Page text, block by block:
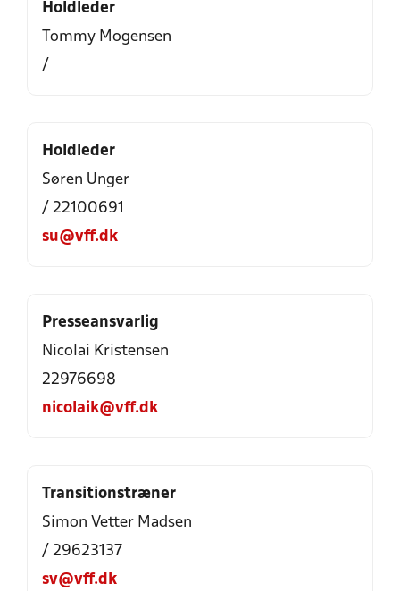
Holdleder
Tommy Mogensen
/
Holdleder
Søren Unger
/ 22100691
su@vff.dk
Presseansvarlig
Nicolai Kristensen
22976698
nicolaik@vff.dk
Transitionstræner
Simon Vetter Madsen
/ 29623137
sv@vff.dk